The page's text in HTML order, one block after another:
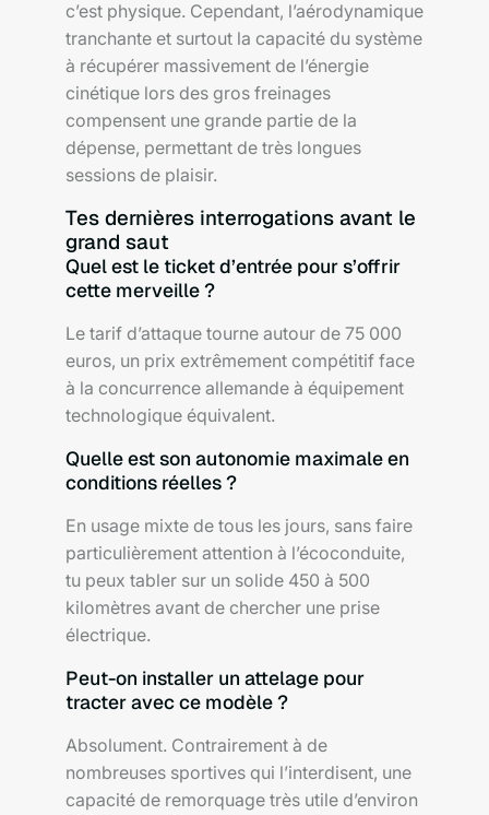
c’est physique. Cependant, l’aérodynamique
tranchante et surtout la capacité du système
à récupérer massivement de l’énergie
cinétique lors des gros freinages
compensent une grande partie de la
dépense, permettant de très longues
sessions de plaisir.
Tes dernières interrogations avant le
grand saut
Quel est le ticket d’entrée pour s’offrir
cette merveille ?
Le tarif d’attaque tourne autour de 75 000
euros, un prix extrêmement compétitif face
à la concurrence allemande à équipement
technologique équivalent.
Quelle est son autonomie maximale en
conditions réelles ?
En usage mixte de tous les jours, sans faire
particulièrement attention à l’écoconduite,
tu peux tabler sur un solide 450 à 500
kilomètres avant de chercher une prise
électrique.
Peut-on installer un attelage pour
tracter avec ce modèle ?
Absolument. Contrairement à de
nombreuses sportives qui l’interdisent, une
capacité de remorquage très utile d’environ